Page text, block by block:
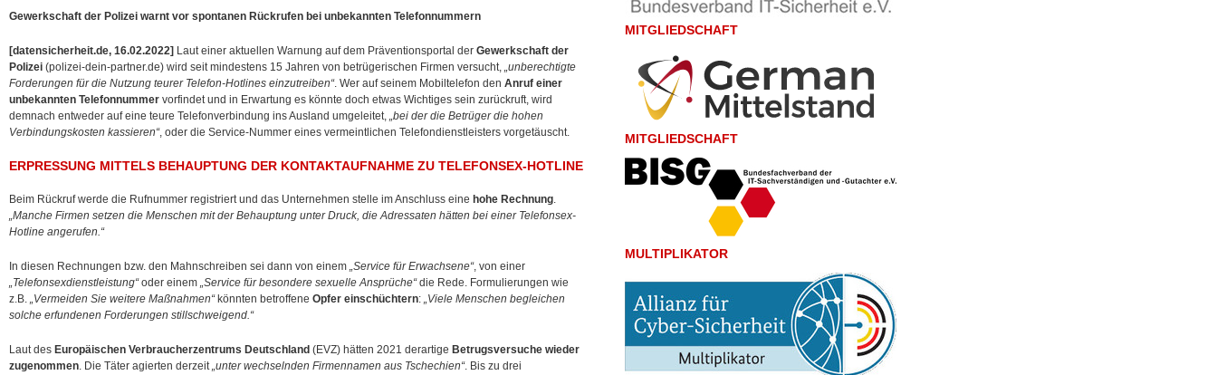
Gewerkschaft der Polizei warnt vor spontanen Rückrufen bei unbekannten Telefonnummern
[datensicherheit.de, 16.02.2022] Laut einer aktuellen Warnung auf dem Präventionsportal der Gewerkschaft der
Polizei (polizei-dein-partner.de) wird seit mindestens 15 Jahren von betrügerischen Firmen versucht, „unberechtigte
Forderungen für die Nutzung teurer Telefon-Hotlines einzutreiben“. Wer auf seinem Mobiltelefon den Anruf einer
unbekannten Telefonnummer vorfindet und in Erwartung es könnte doch etwas Wichtiges sein zurückruft, wird
demnach entweder auf eine teure Telefonverbindung ins Ausland umgeleitet, „bei der die Betrüger die hohen
Verbindungskosten kassieren“, oder die Service-Nummer eines vermeintlichen Telefondienstleisters vorgetäuscht.
ERPRESSUNG MITTELS BEHAUPTUNG DER KONTAKTAUFNAHME ZU TELEFONSEX-HOTLINE
Beim Rückruf werde die Rufnummer registriert und das Unternehmen stelle im Anschluss eine hohe Rechnung.
„Manche Firmen setzen die Menschen mit der Behauptung unter Druck, die Adressaten hätten bei einer Telefonsex-
Hotline angerufen.“
In diesen Rechnungen bzw. den Mahnschreiben sei dann von einem „Service für Erwachsene“, von einer
„Telefonsexdienstleistung“oder einem „Service für besondere sexuelle Ansprüche“die Rede. Formulierungen wie
z.B. „Vermeiden Sie weitere Maßnahmen“könnten betroffene Opfer einschüchtern: „Viele Menschen begleichen
solche erfundenen Forderungen stillschweigend.“
Laut des Europäischen Verbraucherzentrums Deutschland (EVZ) hätten 2021 derartige Betrugsversuche wieder
zugenommen. Die Täter agierten derzeit„unter wechselnden Firmennamen aus Tschechien“. Bis zu drei
MITGLIEDSCHAFT
MITGLIEDSCHAFT
MULTIPLIKATOR